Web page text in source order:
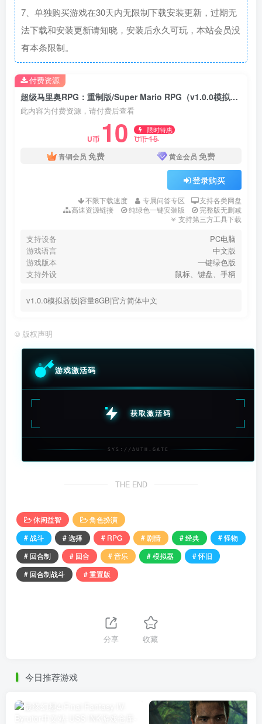
7、单独购买游戏在30天内无限制下载安装更新，过期无
法下载和安装更新请知晓，安装后永久可玩，本站会员没
有本条限制。
超级马里奥RPG：重制版/Super Mario RPG（v1.0.0模拟器版）
此内容为付费资源，请付费后查看
U币 10 限时特惠
U币15
青铜会员 免费 黄金会员 免费
登录购买
不限下载速度 专属问答专区
支持各类网盘
高速资源链接
纯绿色一键安装版
完整版无删减
支持第三方工具下载
支持设备
PC电脑
游戏语言
中文版
游戏版本
一键绿色版
支持外设
鼠标、键盘、手柄
v1.0.0模拟器版|容量8GB|官方简体中文
付费资源
© 版权声明
游戏激活码
获取激活码
SYS://AUTH.GATE
THE END
休闲益智
角色扮演
# 战斗
# 选择 # RPG # 剧情 # 经典
# 怪物
# 回合制
# 回合 # 音乐 # 模拟器
# 怀旧
# 回合制战斗
# 重置版
分享 收藏
今日推荐游戏